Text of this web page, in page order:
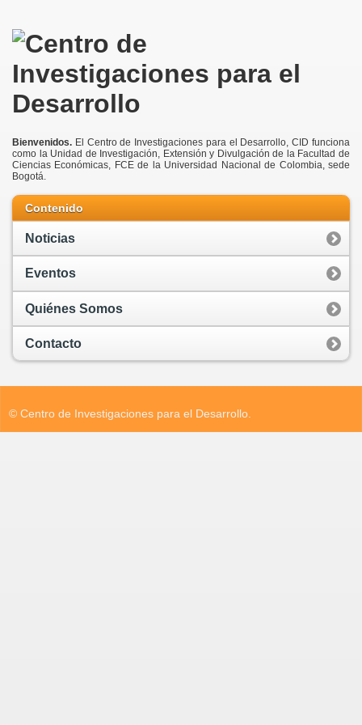
Bienvenidos. El Centro de Investigaciones para el Desarrollo, CID funciona
como la Unidad de Investigación, Extensión y Divulgación de la Facultad de
Ciencias Económicas, FCE de la Universidad Nacional de Colombia, sede
Bogotá.
Contenido
Noticias
Eventos
Quiénes Somos
Contacto
© Centro de Investigaciones para el Desarrollo.